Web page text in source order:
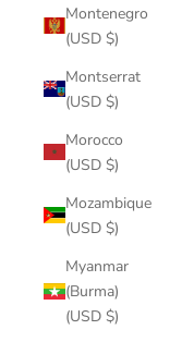
Montenegro
(USD $)
Montserrat
(USD $)
Morocco
(USD $)
Mozambique
(USD $)
Myanmar
(Burma)
(USD $)